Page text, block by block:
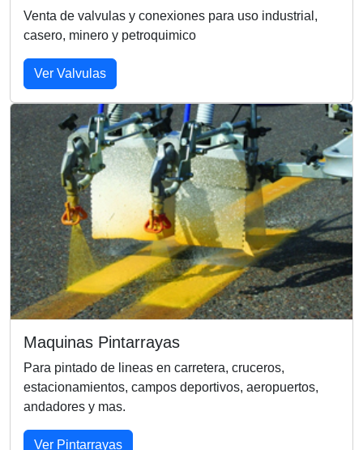
Venta de valvulas y conexiones para uso industrial,
casero, minero y petroquimico
Ver Valvulas
Maquinas Pintarrayas
Para pintado de lineas en carretera, cruceros,
estacionamientos, campos deportivos, aeropuertos,
andadores y mas.
Ver Pintarrayas